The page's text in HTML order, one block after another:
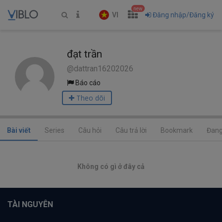
VI
new
Đăng nhập/Đăng ký
đạt trần
@dattran16202026
Báo cáo
Theo dõi
Bài viết Series Câu hỏi Câu trả lời Bookmark
Không có gì ở đây cả
TÀI NGUYÊN